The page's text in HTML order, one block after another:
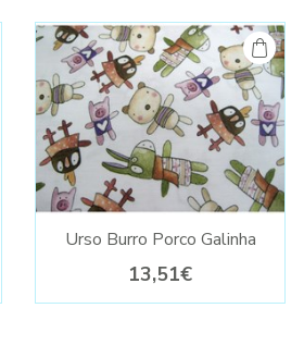
Urso Burro Porco Galinha
13,51€